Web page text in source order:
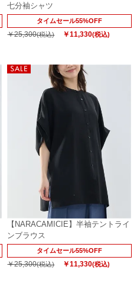
七分袖シャツ
タイムセール55%OFF
￥25,300(税込) ￥11,330(税込)
【NARACAMICIE】半袖テントライ
ンブラウス
タイムセール55%OFF
￥25,300(税込) ￥11,330(税込)